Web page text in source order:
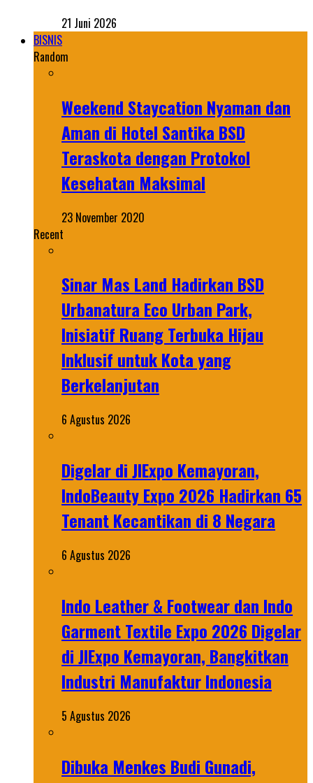
21 Juni 2026
BISNIS
Random
Weekend Staycation Nyaman dan
Aman di Hotel Santika BSD
Teraskota dengan Protokol
Kesehatan Maksimal
23 November 2020
Recent
Sinar Mas Land Hadirkan BSD
Urbanatura Eco Urban Park,
Inisiatif Ruang Terbuka Hijau
Inklusif untuk Kota yang
Berkelanjutan
6 Agustus 2026
Digelar di JIExpo Kemayoran,
IndoBeauty Expo 2026 Hadirkan 65
Tenant Kecantikan di 8 Negara
6 Agustus 2026
Indo Leather & Footwear dan Indo
Garment Textile Expo 2026 Digelar
di JIExpo Kemayoran, Bangkitkan
Industri Manufaktur Indonesia
5 Agustus 2026
Dibuka Menkes Budi Gunadi,